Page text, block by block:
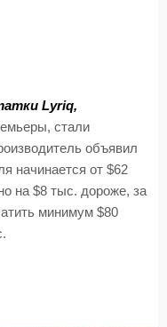
Lyriq,
стали
объявил
начинается от $62
на $8 тыс. дороже, за
минимум $80